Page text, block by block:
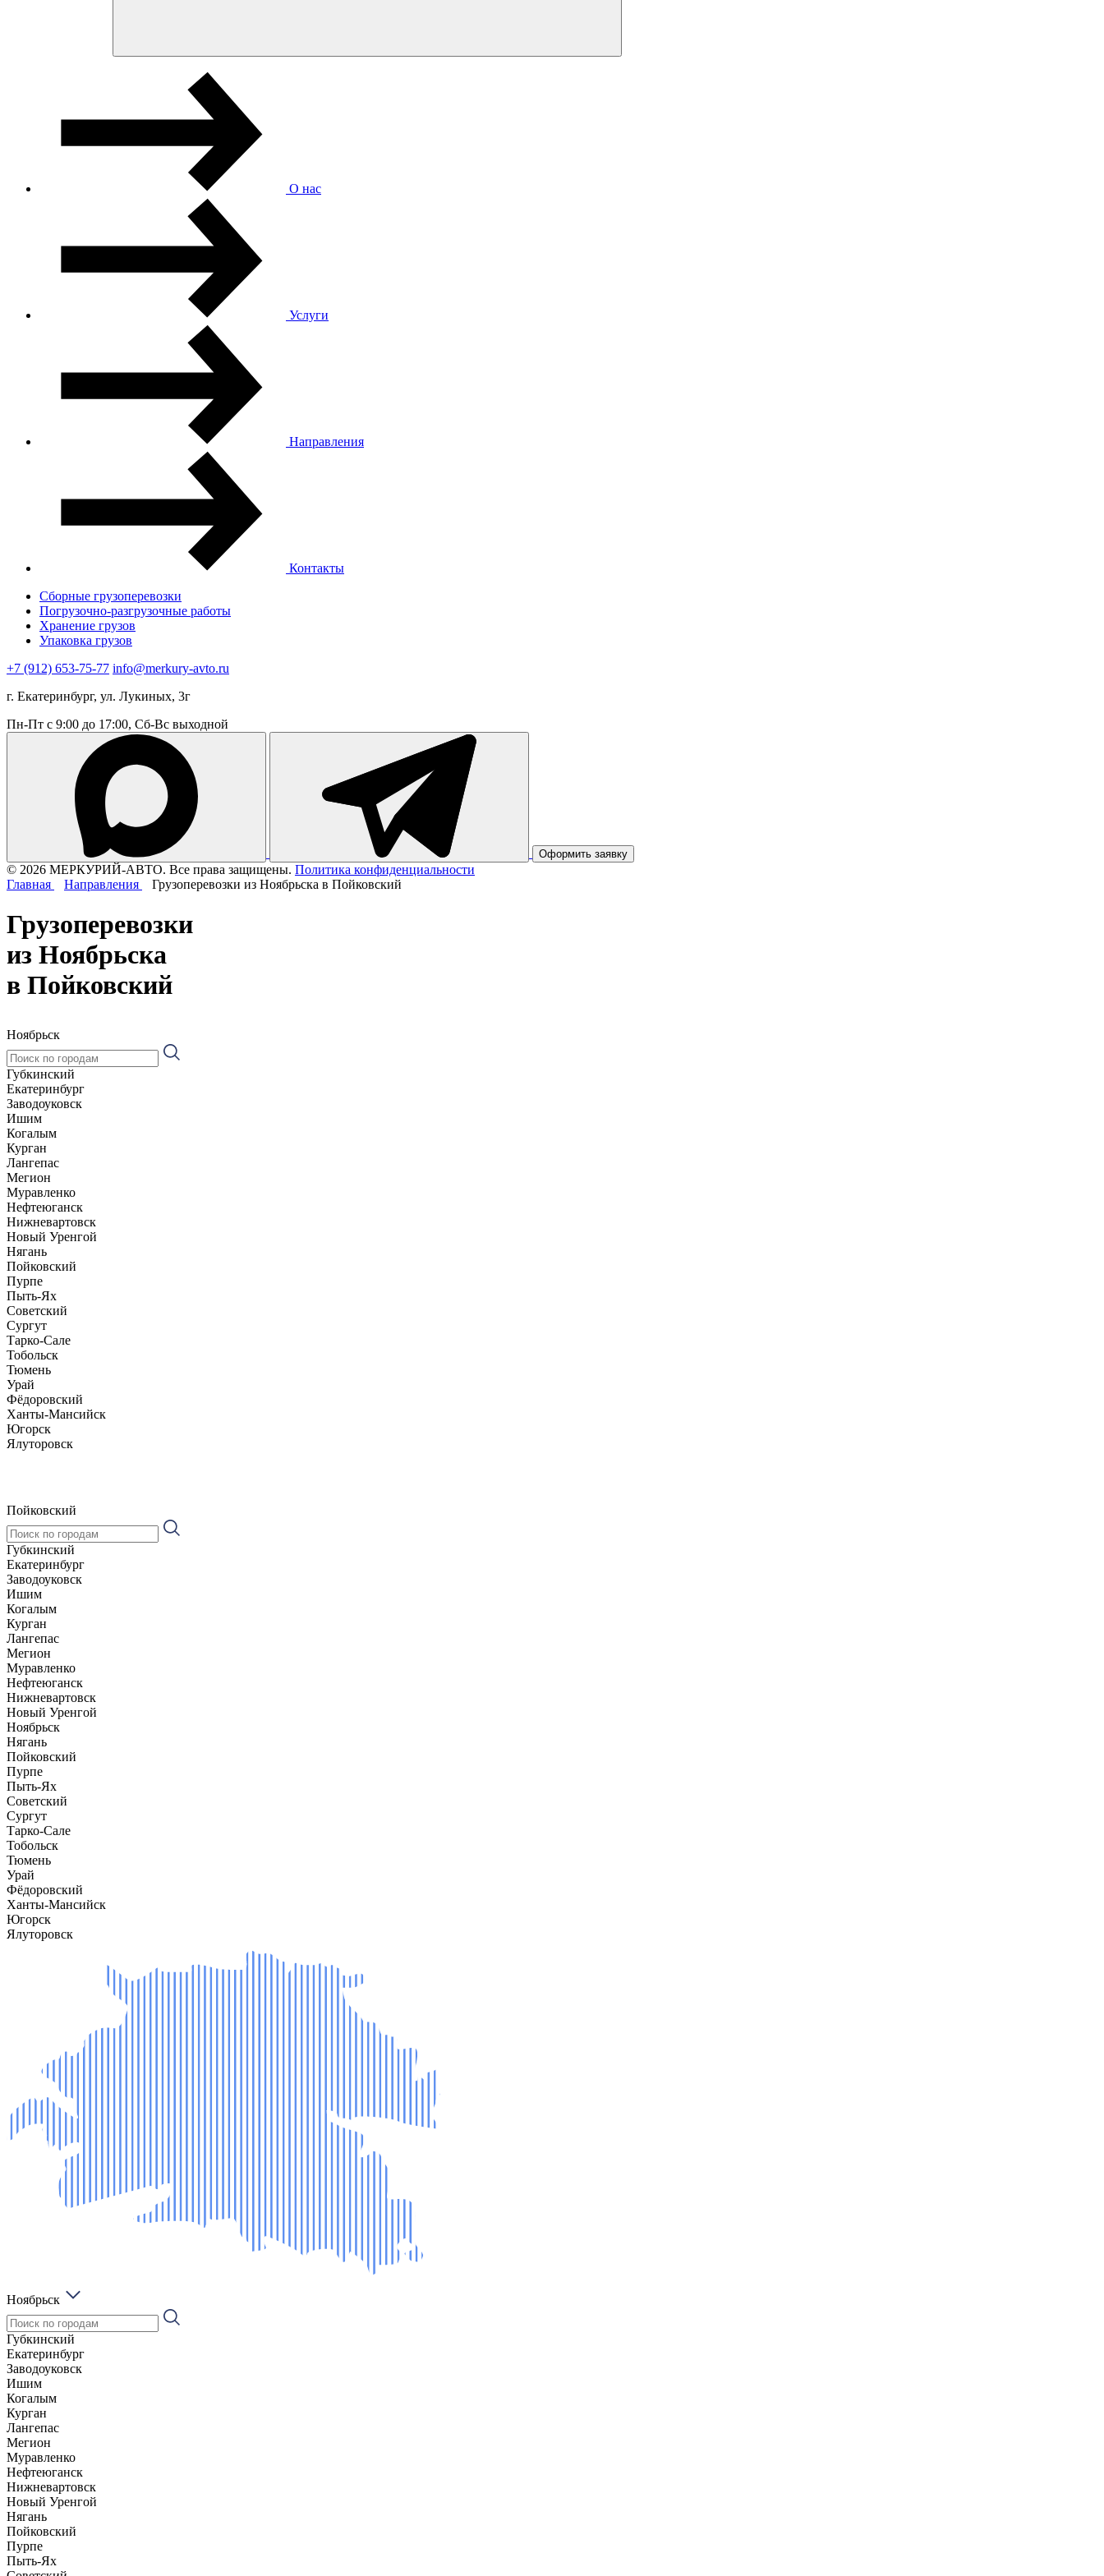
О нас
Услуги
Направления
Контакты
Сборные грузоперевозки
Погрузочно-разгрузочные работы
Хранение грузов
Упаковка грузов
+7 (912) 653-75-77 info@merkury-avto.ru
г. Екатеринбург, ул. Лукиных, 3г
Пн-Пт с 9:00 до 17:00, Сб-Вс выходной
Оформить заявку
© 2026 МЕРКУРИЙ-АВТО. Все права защищены. Политика конфиденциальности
Главная
Направления Грузоперевозки из Ноябрьска в Пойковский
Грузоперевозки
из Ноябрьска
в Пойковский
Ноябрьск
Губкинский
Екатеринбург
Заводоуковск
Ишим
Когалым
Курган
Лангепас
Мегион
Муравленко
Нефтеюганск
Нижневартовск
Новый Уренгой
Нягань
Пойковский
Пурпе
Пыть-Ях
Советский
Сургут
Тарко-Сале
Тобольск
Тюмень
Урай
Фёдоровский
Ханты-Мансийск
Югорск
Ялуторовск
Пойковский
Губкинский
Екатеринбург
Заводоуковск
Ишим
Когалым
Курган
Лангепас
Мегион
Муравленко
Нефтеюганск
Нижневартовск
Новый Уренгой
Ноябрьск
Нягань
Пойковский
Пурпе
Пыть-Ях
Советский
Сургут
Тарко-Сале
Тобольск
Тюмень
Урай
Фёдоровский
Ханты-Мансийск
Югорск
Ялуторовск
Ноябрьск
Губкинский
Екатеринбург
Заводоуковск
Ишим
Когалым
Курган
Лангепас
Мегион
Муравленко
Нефтеюганск
Нижневартовск
Новый Уренгой
Нягань
Пойковский
Пурпе
Пыть-Ях